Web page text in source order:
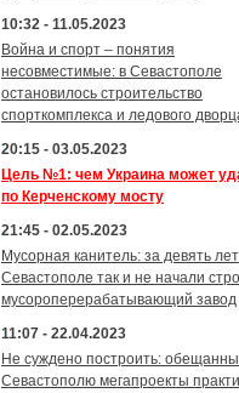
10:32 - 11.05.2023
Война и спорт – понятия
несовместимые: в Севастополе
остановилось строительство
спорткомплекса и ледового
20:15 - 03.05.2023
Цель №1: чем Украина может
по Керченскому мосту
21:45 - 02.05.2023
Мусорная канитель: за девять
Севастополе так и не начали
мусороперерабатывающий завод
11:07 - 22.04.2023
Не суждено построить:
Севастополю мегапроекты